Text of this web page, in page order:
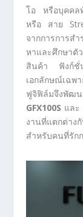
โอ หรือบุคคล
หรือ สาย
จากการการส
หาและศึกษาตั
สินค้า ฟังก์ชั่น
เอกลักษณ์เฉพ
ฟูจิฟิล์มจึงพั
GFX100S และ
งานที่แตกต่า
สำหรับคนที่รัก